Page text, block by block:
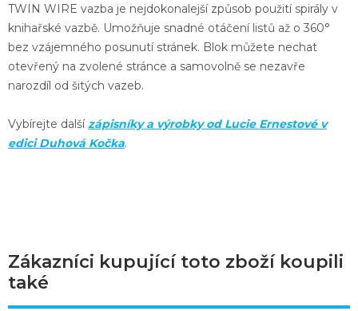
TWIN WIRE vazba je nejdokonalejší způsob použití spirály v
knihařské vazbě. Umožňuje snadné otáčení listů až o 360°
bez vzájemného posunutí stránek. Blok můžete nechat
otevřený na zvolené stránce a samovolně se nezavře
narozdíl od šitých vazeb.
Vybírejte dalšízápisníky a výrobky od Lucie Ernestové v
edici Duhová Kočka.
Zákazníci kupující toto zboží koupili
také